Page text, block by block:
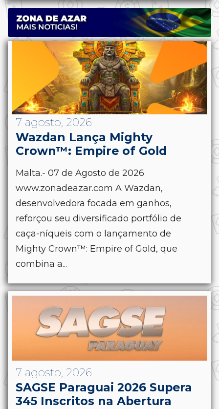
7 agosto, 2026
Wazdan Lança Mighty
Crown™: Empire of Gold
Malta.- 07 de Agosto de 2026
www.zonadeazar.com A Wazdan,
desenvolvedora focada em ganhos,
reforçou seu diversificado portfólio de
caça-níqueis com o lançamento de
Mighty Crown™: Empire of Gold, que
combina a...
7 agosto, 2026
SAGSE Paraguai 2026 Supera
345 Inscritos na Abertura